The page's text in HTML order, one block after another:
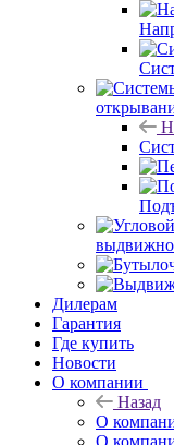
Дилерам
Гарантия
Где купить
Новости
О компании
Назад
О
О